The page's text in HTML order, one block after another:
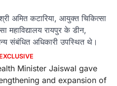
अमित कटारिया, आयुक्त चिकित्सा
महाविद्यालय रायपुर के डीन,
संबंधित अधिकारी उपस्थित थे।
EXCLUSIVE
Minister Jaiswal gave
and expansion of